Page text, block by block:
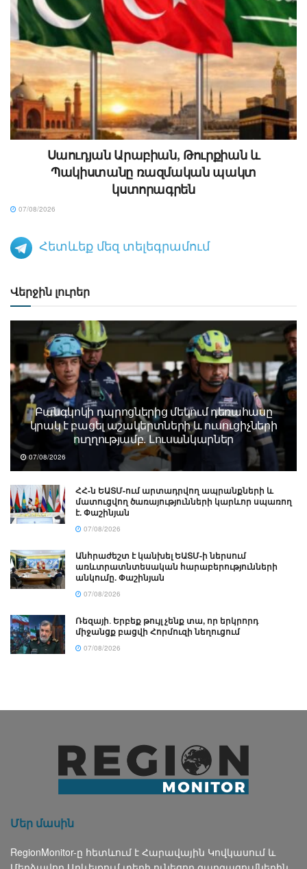
Սաուդյան Արաբիան, Թուրքիան և
Պակիստանը ռազմական պակտ
կստորագրեն
07/08/2026
Հետևեք մեզ տելեգրամում
Վերջին լուրեր
Բանգկոկի դպրոցներից մեկում դեռահասը
կրակ է բացել աշակերտների և ուսուցիչների
ուղղությամբ. Լուսանկարներ
07/08/2026
ՀՀ-ն ԵԱՏՄ-ում արտադրվող ապրանքների և
մատուցվող ծառայությունների կարևոր սպառող
է. Փաշինյան
07/08/2026
Անհրաժեշտ է կանխել ԵԱՏՄ-ի ներսում
առևտրատնտեսական հարաբերությունների
անկումը. Փաշինյան
07/08/2026
Ռեզայի․ Երբեք թույլ չենք տա, որ երկրորդ
միջանցք բացվի Հորմուզի նեղուցում
07/08/2026
Մեր մասին
RegionMonitor-ը հետևում է Հարավային Կովկասում և